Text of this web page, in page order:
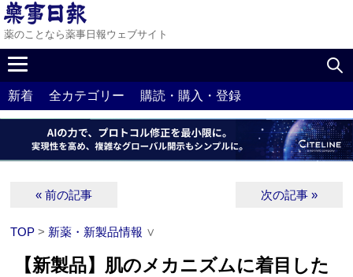
薬のことなら薬事日報ウェブサイト
新着 全カテゴリー 購読・購入・登録
« 前の記事 次の記事 »
TOP > 新薬・新製品情報 ∨
【新製品】肌のメカニズムに着目した